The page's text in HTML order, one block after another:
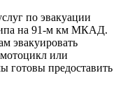
по эвакуации
на 91-м км МКАД.
эвакуировать
или
готовы предоставить